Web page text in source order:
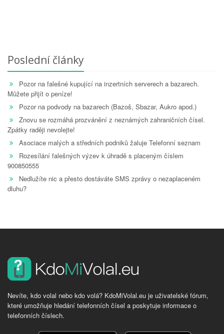
Poslední články
Pozor na falešné kupující na inzertních serverech a bazarech.
Můžete přijít o peníze!
Pozor na podvody na bazarech (Bazoš, Sbazar, Aukro apod.)
Znovu se rozmáhá prozvánění z neznámých zahraničních čísel.
Zpátky raději nevolejte!
Asociace malých a středních podniků žaluje Telefonní seznam
Rozesílání falešných výzev k úhradě s placeným číslem
900850555
Nedlužíte nic a přesto dostáváte SMS zprávy o nezaplaceném
dluhu?
Nevíte, kdo volal nebo kdo volá? KdoMiVolal.eu je uživatelské fórum,
které umožňuje hledání telefonních čísel a poskytuje informace o
telefonních číslech.